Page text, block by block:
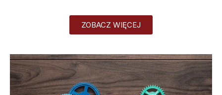
ZOBACZ WIĘCEJ